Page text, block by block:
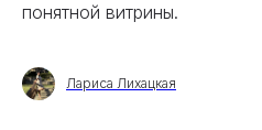
понятной витрины.
Лариса Лихацкая